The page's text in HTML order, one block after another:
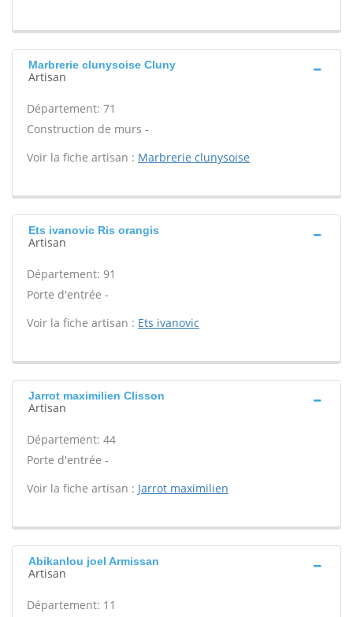
Marbrerie clunysoise Cluny
Artisan
Département: 71
Construction de murs -
Voir la fiche artisan : Marbrerie clunysoise
Ets ivanovic Ris orangis
Artisan
Département: 91
Porte d'entrée -
Voir la fiche artisan : Ets ivanovic
Jarrot maximilien Clisson
Artisan
Département: 44
Porte d'entrée -
Voir la fiche artisan : Jarrot maximilien
Abikanlou joel Armissan
Artisan
Département: 11